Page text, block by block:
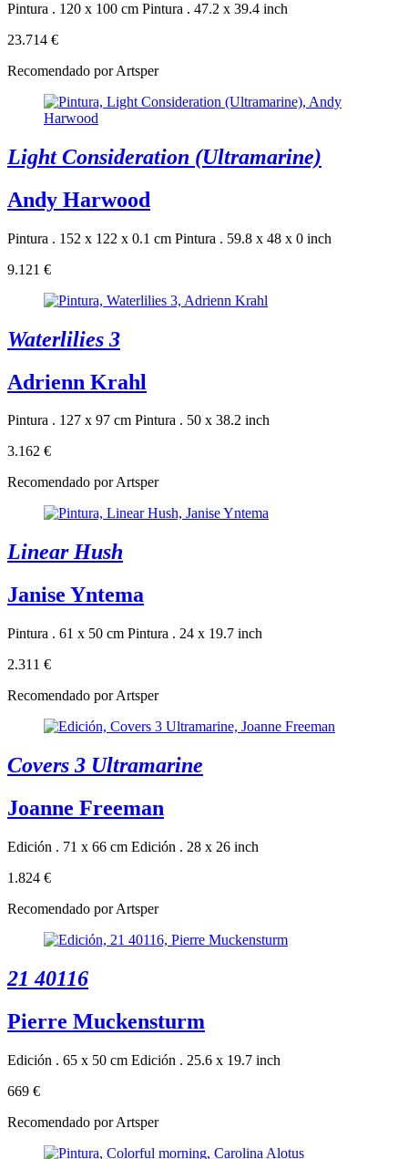
Pintura . 120 x 100 cm Pintura . 47.2 x 39.4 inch
23.714 €
Recomendado por Artsper
Light Consideration (Ultramarine)
Andy Harwood
Pintura . 152 x 122 x 0.1 cm Pintura . 59.8 x 48 x 0 inch
9.121 €
Waterlilies 3
Adrienn Krahl
Pintura . 127 x 97 cm Pintura . 50 x 38.2 inch
3.162 €
Recomendado por Artsper
Linear Hush
Janise Yntema
Pintura . 61 x 50 cm Pintura . 24 x 19.7 inch
2.311 €
Recomendado por Artsper
Covers 3 Ultramarine
Joanne Freeman
Edición . 71 x 66 cm Edición . 28 x 26 inch
1.824 €
Recomendado por Artsper
21 40116
Pierre Muckensturm
Edición . 65 x 50 cm Edición . 25.6 x 19.7 inch
669 €
Recomendado por Artsper